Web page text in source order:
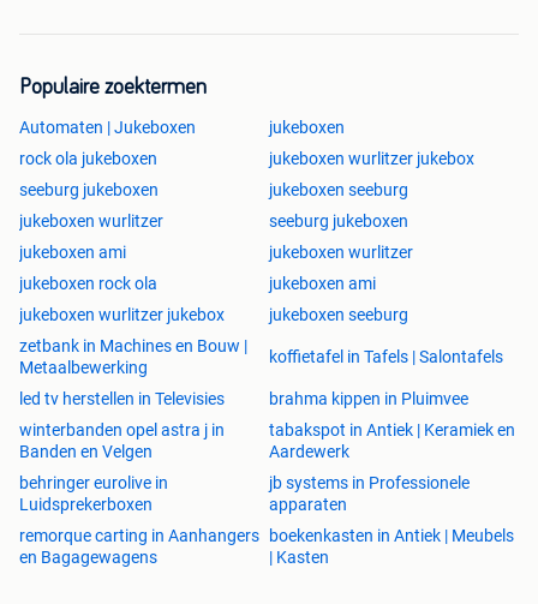
Populaire zoektermen
Automaten | Jukeboxen
jukeboxen
rock ola jukeboxen
jukeboxen wurlitzer jukebox
seeburg jukeboxen
jukeboxen seeburg
jukeboxen wurlitzer
seeburg jukeboxen
jukeboxen ami
jukeboxen wurlitzer
jukeboxen rock ola
jukeboxen ami
jukeboxen wurlitzer jukebox
jukeboxen seeburg
zetbank in Machines en Bouw |
Metaalbewerking
koffietafel in Tafels | Salontafels
led tv herstellen in Televisies
brahma kippen in Pluimvee
winterbanden opel astra j in
Banden en Velgen
tabakspot in Antiek | Keramiek en
Aardewerk
behringer eurolive in
Luidsprekerboxen
jb systems in Professionele
apparaten
remorque carting in Aanhangers
en Bagagewagens
boekenkasten in Antiek | Meubels
| Kasten